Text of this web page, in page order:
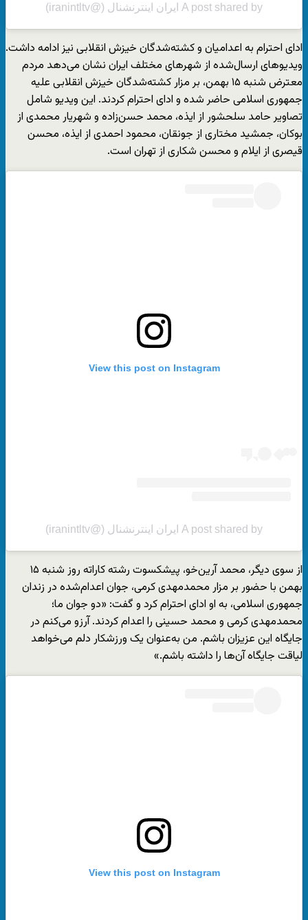
A post shared by ایران اینترنشنال (@iranintltv)
ادای احترام به اعدامیان و کشته‌شدگان خیزش انقلابی نیز ادامه داشت.
ویدیوهای ارسال‌شده از شهرهای مختلف ایران نشان می‌دهد مردم
معترض شنبه ۱۵ بهمن، بر مزار کشته‌شدگان خیزش انقلابی علیه
جمهوری اسلامی حاضر شده و ادای احترام کردند. این ویدیو شامل
تصاویر حامد سلحشور از ایذه، محمد حسن‌زاده و شهریار محمدی از
بوکان، جمشید مختاری از جونقان، محمود احمدی از ایذه، محسن
قیصری از ایلام و محسن شکاری از تهران است.
View this post on Instagram
A post shared by ایران اینترنشنال (@iranintltv)
از سوی دیگر، محمد آرین‌خو، پیشکسوت رشته کاراته روز شنبه ۱۵
بهمن با حضور بر مزار محمدمهدی کرمی، جوان اعدام‌شده در زندان
جمهوری اسلامی، به او ادای احترام کرد و گفت: «دو جوان ما؛
محمدمهدی کرمی و محمد حسینی را اعدام کردند. آرزو می‌کنم در
جایگاه این عزیزان باشم. من به‌عنوان یک ورزشکار دلم می‌خواهد
لیاقت جایگاه آن‌‌ها را داشته باشم.»
View this post on Instagram